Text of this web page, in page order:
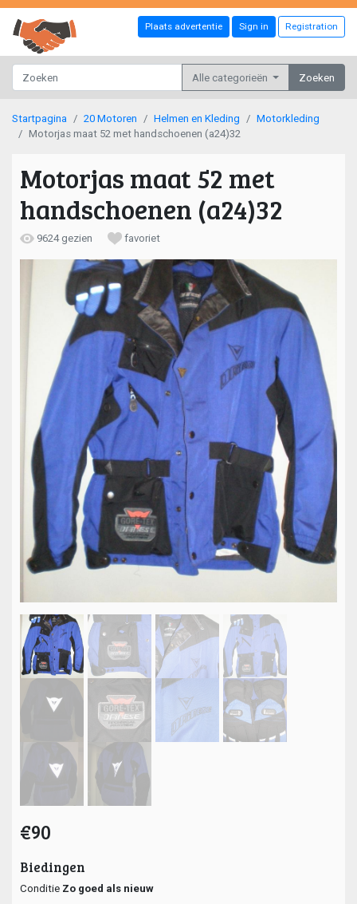
Plaats advertentie Sign in Registration
Alle categorieën Zoeken
Startpagina 20 Motoren Helmen en Kleding
Motorkleding
Motorjas maat 52 met handschoenen (a24)32
Motorjas maat 52 met
handschoenen (a24)32
9624 gezien favoriet
€90
Biedingen
Conditie Zo goed als nieuw